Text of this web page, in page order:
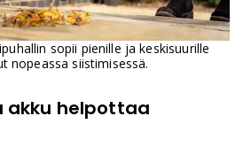
sopii pienille ja keskisuurille
nopeassa siistimisessä.
akku helpottaa